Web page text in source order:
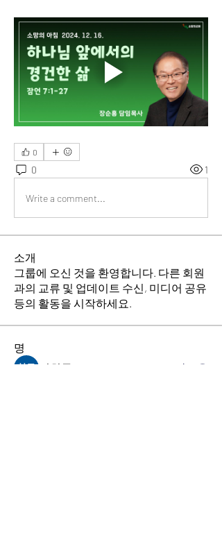
0
0 1
Write a comment...
소개
그룹에 오신 것을 환영합니다. 다른 회원
과의 교류 및 업데이트 수신, 미디어 공유
등의 활동을 시작하세요.
명
김희두
팔로우